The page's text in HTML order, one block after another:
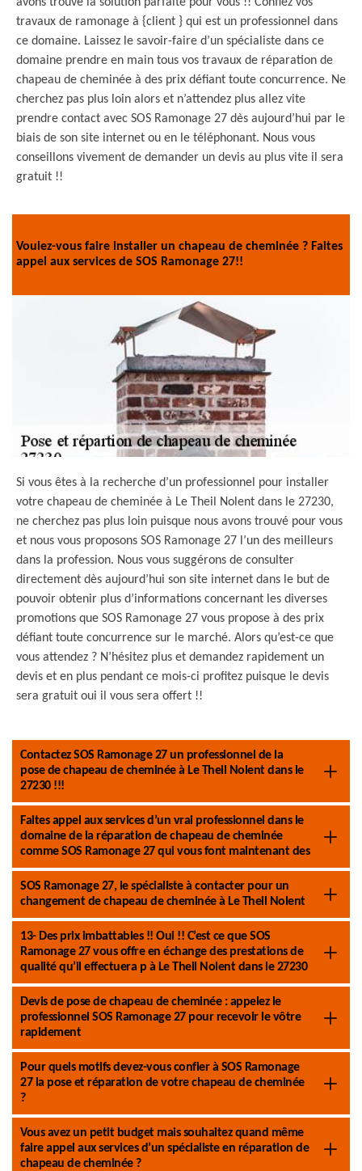
travaux de ramonage à {client } qui est un professionnel dans
ce domaine. Laissez le savoir-faire d’un spécialiste dans ce
domaine prendre en main tous vos travaux de réparation de
chapeau de cheminée à des prix défiant toute concurrence. Ne
cherchez pas plus loin alors et n’attendez plus allez vite
prendre contact avec SOS Ramonage 27 dès aujourd’hui par le
biais de son site internet ou en le téléphonant. Nous vous
conseillons vivement de demander un devis au plus vite il sera
gratuit !!
Voulez-vous faire installer un chapeau de cheminée ? Faites
appel aux services de SOS Ramonage 27!!
Si vous êtes à la recherche d’un professionnel pour installer
votre chapeau de cheminée à Le Theil Nolent dans le 27230,
ne cherchez pas plus loin puisque nous avons trouvé pour vous
et nous vous proposons SOS Ramonage 27 l’un des meilleurs
dans la profession. Nous vous suggérons de consulter
directement dès aujourd’hui son site internet dans le but de
pouvoir obtenir plus d’informations concernant les diverses
promotions que SOS Ramonage 27 vous propose à des prix
défiant toute concurrence sur le marché. Alors qu’est-ce que
vous attendez ? N’hésitez plus et demandez rapidement un
devis et en plus pendant ce mois-ci profitez puisque le devis
sera gratuit oui il vous sera offert !!
Contactez SOS Ramonage 27 un professionnel de la
pose de chapeau de cheminée à Le Theil Nolent dans le
27230 !!!
Faites appel aux services d’un vrai professionnel dans le
domaine de la réparation de chapeau de cheminée
comme SOS Ramonage 27 qui vous font maintenant des
SOS Ramonage 27, le spécialiste à contacter pour un
changement de chapeau de cheminée à Le Theil Nolent
13- Des prix imbattables !! Oui !! C’est ce que SOS
Ramonage 27 vous offre en échange des prestations de
qualité qu’il effectuera p à Le Theil Nolent dans le 27230
Devis de pose de chapeau de cheminée : appelez le
professionnel SOS Ramonage 27 pour recevoir le vôtre
rapidement
Pour quels motifs devez-vous confier à SOS Ramonage
27 la pose et réparation de votre chapeau de cheminée
?
Vous avez un petit budget mais souhaitez quand même
faire appel aux services d’un spécialiste en réparation de
chapeau de cheminée ?